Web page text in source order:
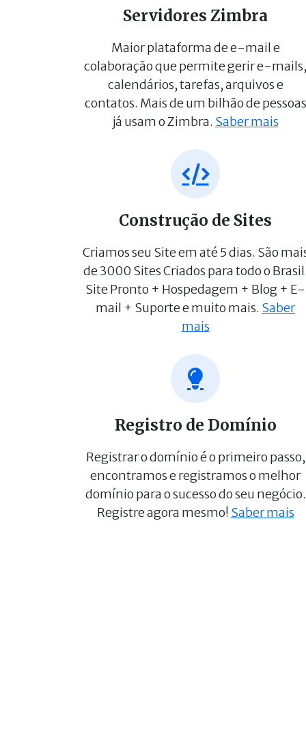
Servidores Zimbra
Maior plataforma de e-mail e
colaboração que permite gerir e-mails,
calendários, tarefas, arquivos e
contatos. Mais de um bilhão de pessoas
já usam o Zimbra. Saber mais
Construção de Sites
Criamos seu Site em até 5 dias. São
de 3000 Sites Criados para todo o
Site Pronto + Hospedagem + Blog + E-
mail + Suporte e muito mais. Saber
mais
Registro de Domínio
Registrar o domínio é o primeiro passo,
encontramos e registramos o melhor
domínio para o sucesso do seu negócio.
Registre agora mesmo! Saber mais